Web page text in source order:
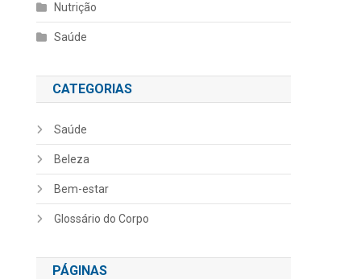
Nutrição
Saúde
CATEGORIAS
Saúde
Beleza
Bem-estar
Glossário do Corpo
PÁGINAS